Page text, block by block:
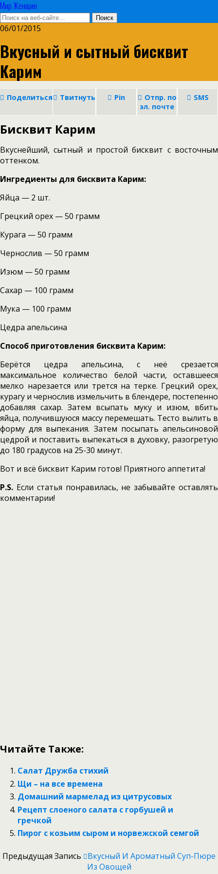
Мир Женщин
06/01/2015
Вкусный и сытный бисквит
Карим
Поделиться Твитнуть Pin
Отпр. по
эл. почте
SMS
Бисквит Карим
Вкуснейший, сытный и простой бисквит с восточным
оттенком.
Ингредиенты для бисквита Карим:
Яйца — 2 шт.
Грецкий орех — 50 грамм
Курага — 50 грамм
Чернослив — 50 грамм
Изюм — 50 грамм
Сахар — 100 грамм
Мука — 100 грамм
Цедра апельсина
Способ приготовления бисквита Карим:
Берётся цедра апельсина, с неё срезается
максимальное количество белой части, оставшееся
мелко нарезается или трется на терке. Грецкий орех,
курагу и чернослив измельчить в блендере, постепенно
добавляя сахар. Затем всыпать муку и изюм, вбить
яйца, получившуюся массу перемешать. Тесто вылить в
форму для выпекания. Затем посыпать апельсиновой
цедрой и поставить выпекаться в духовку, разогретую
до 180 градусов на 25-30 минут.
Вот и всё бисквит Карим готов! Приятного аппетита!
P.S. Если статья понравилась, не забывайте оставлять
комментарии!
Читайте Также:
Салат Дружба стихий
Щи – на все времена
Домашний мармелад из цитрусовых
Рецепт слоеного салата с горбушей и
гречкой
Пирог с козьим сыром и норвежской семгой
Предыдущая Запись
Вкусный И Ароматный Суп-Пюре
Из Овощей